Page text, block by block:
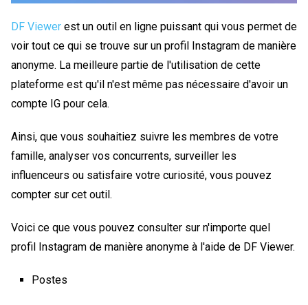
DF Viewer est un outil en ligne puissant qui vous permet de
voir tout ce qui se trouve sur un profil Instagram de manière
anonyme. La meilleure partie de l'utilisation de cette
plateforme est qu'il n'est même pas nécessaire d'avoir un
compte IG pour cela.
Ainsi, que vous souhaitiez suivre les membres de votre
famille, analyser vos concurrents, surveiller les
influenceurs ou satisfaire votre curiosité, vous pouvez
compter sur cet outil.
Voici ce que vous pouvez consulter sur n'importe quel
profil Instagram de manière anonyme à l'aide de DF Viewer.
Postes